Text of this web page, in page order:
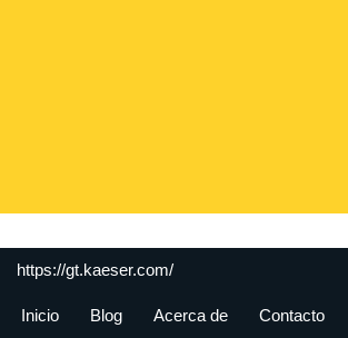
https://gt.kaeser.com/
Inicio Blog Acerca de Contacto